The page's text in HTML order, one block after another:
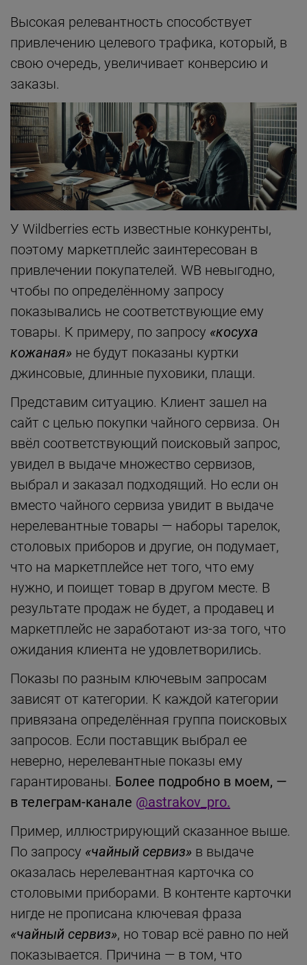
Высокая релевантность способствует
привлечению целевого трафика, который, в
свою очередь, увеличивает конверсию и
заказы.
У Wildberries есть известные конкуренты,
поэтому маркетплейс заинтересован в
привлечении покупателей. WB невыгодно,
чтобы по определённому запросу
показывались не соответствующие ему
товары. К примеру, по запросу «косуха
кожаная» не будут показаны куртки
джинсовые, длинные пуховики, плащи.
Представим ситуацию. Клиент зашел на
сайт с целью покупки чайного сервиза. Он
ввёл соответствующий поисковый запрос,
увидел в выдаче множество сервизов,
выбрал и заказал подходящий. Но если он
вместо чайного сервиза увидит в выдаче
нерелевантные товары — наборы тарелок,
столовых приборов и другие, он подумает,
что на маркетплейсе нет того, что ему
нужно, и поищет товар в другом месте. В
результате продаж не будет, а продавец и
маркетплейс не заработают из-за того, что
ожидания клиента не удовлетворились.
Показы по разным ключевым запросам
зависят от категории. К каждой категории
привязана определённая группа поисковых
запросов. Если поставщик выбрал ее
неверно, нерелевантные показы ему
гарантированы. Более подробно в моем, —
в телеграм-канале @astrakov_pro.
Пример, иллюстрирующий сказанное выше.
По запросу «чайный сервиз» в выдаче
оказалась нерелевантная карточка со
столовыми приборами. В контенте карточки
нигде не прописана ключевая фраза
«чайный сервиз», но товар всё равно по ней
показывается. Причина — в том, что